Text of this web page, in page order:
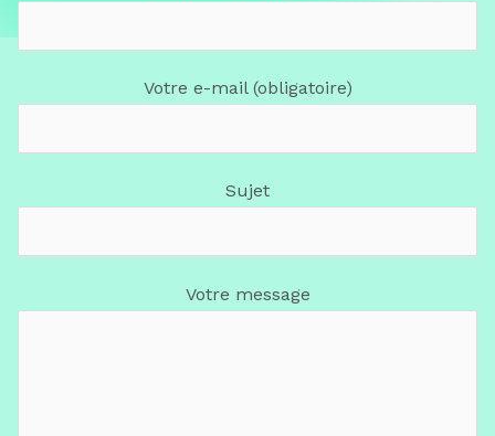
Votre e-mail (obligatoire)
Sujet
Votre message